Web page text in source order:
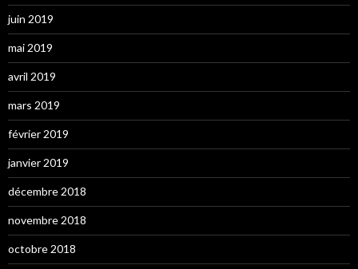
juin 2019
mai 2019
avril 2019
mars 2019
février 2019
janvier 2019
décembre 2018
novembre 2018
octobre 2018